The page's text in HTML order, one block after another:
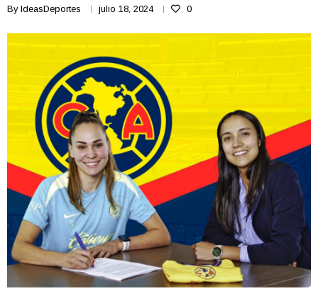
By IdeasDeportes julio 18, 2024 0